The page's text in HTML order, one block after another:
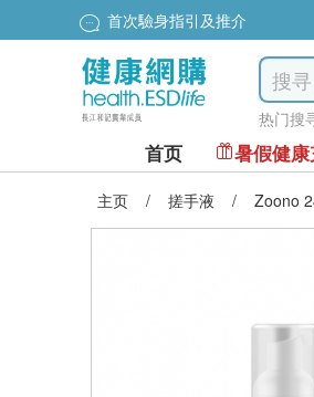
首次驗身指引及推介
热门搜
首页 暑假健
主页 / 搓手液 / Zoono